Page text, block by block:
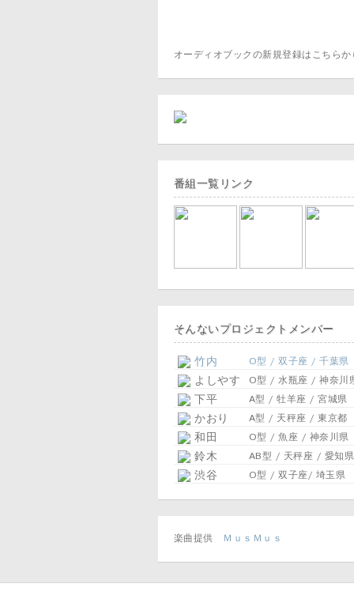
オーディオブックの新規登録はこちら
番組一覧リンク
そんないプロジェクトメンバー
竹内 O型 / 双子座 / 千葉県
よしやす O型 / 水瓶座 / 神奈川
下平 A型 / 牡羊座 / 宮城県
かおり A型 / 天秤座 / 東京都
和田 O型 / 魚座 / 神奈川県
鈴木 AB型 / 天秤座 / 愛知県
渋谷 O型 / 双子座/ 埼玉県
楽曲提供 ＭｕｓＭｕｓ